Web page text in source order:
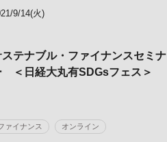
9/14(火)
ステナブル・ファイナンスセミナ
＜日経大丸有SDGsフェス＞
ァイナンス オンライン